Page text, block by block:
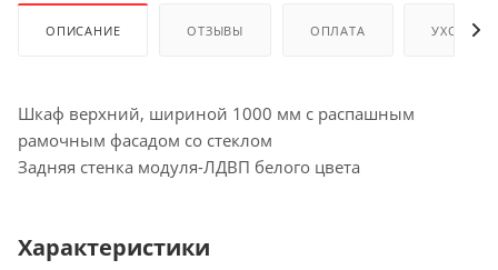
ОПИСАНИЕ ОТЗЫВЫ ОПЛАТА УХОД И
Шкаф верхний, шириной 1000 мм с распашным
рамочным фасадом со стеклом
Задняя стенка модуля-ЛДВП белого цвета
Характеристики